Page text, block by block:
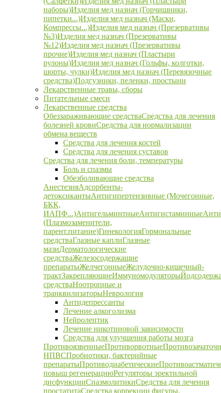
наборы)Изделия мед назнач (Горчишники,
пипетки...)Изделия мед назнач (Маски,
Компрессы...)Изделия мед назнач (Презервативы
№3)Изделия мед назнач (Презервативы
№12)Изделия мед назнач (Презервативы
прочие)Изделия мед назнач (Пластыри
рулоны)Изделия мед назнач (Гольфы, колготки,
шорты, чулки)Изделия мед назнач (Перевязочные
средства)Подгузники, пеленки, простыни
Лекарственные травы, сборы
Питательные смеси
Лекарственные средства
Обеззараживающие средстваСредства для лечения
болезней кровиСредства для нормализации
обмена веществ
Средства для лечения костей
Средства для лечения суставов
Средства для лечения боли, температуры
Боль и спазмы
Обезболивающие средства
АнестезияАдсорбенты-
детоксикантыАнтигипертензивные (Мочегонные,
БКК,
ИАПФ...)АнтигельминтныеАнтигистаминные
(Плазмозаменители,
парент.питание)ГинекологияГормональные
средстваГлазные каплиГлазные
мазиДерматологические
средстваЖелезосодержащие
препаратыЖелчегонныеЖелудочно-кишечный-
трактЗакрепляющиеИммуномодуляторы
средстваНоотропные и
транквилизаторыНеврология
Антидепрессанты
Лечение алкоголизма
Нейролептик
Лечение никотиновой зависимости
Средства для улучшения работы мозга
ПротивоязвенныеПротиворвотные
НПВСПробиотики, бактерийные
препаратыПротиводиабетические
повыш регенерациюРегуляторы эректильной
дисфункцииСпазмолитикиСредства для лечения
простатитаСредства коррекции фигуры,